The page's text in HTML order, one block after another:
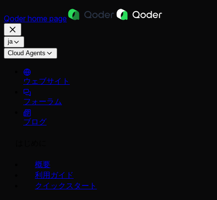
Qoder home page
ja
Cloud Agents
ウェブサイト
フォーラム
ブログ
概要
利用ガイド
クイックスタート